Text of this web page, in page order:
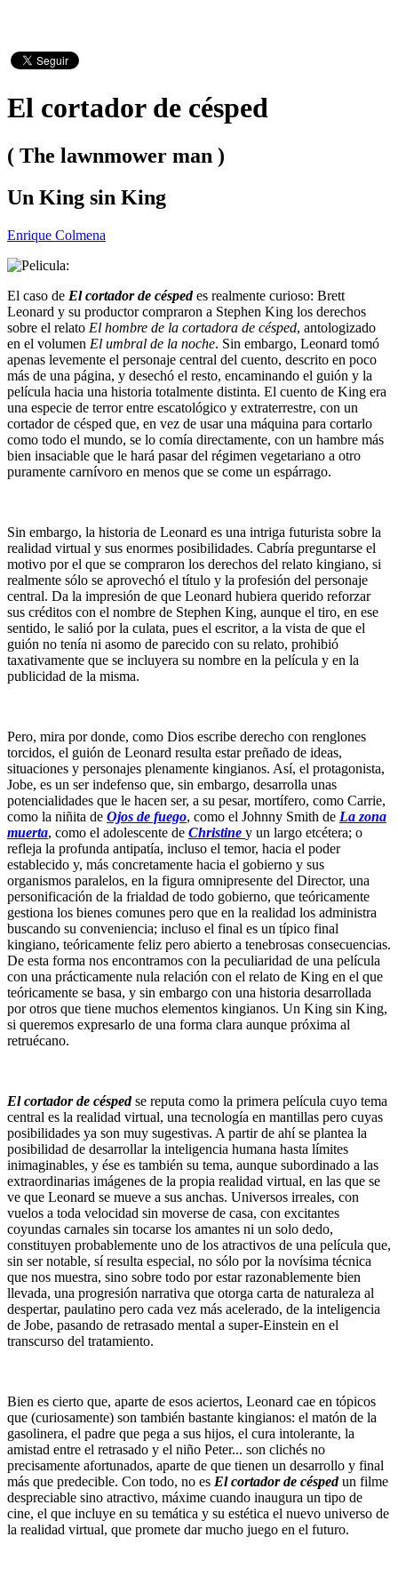
El cortador de césped
( The lawnmower man )
Un King sin King
Enrique Colmena
El caso de El cortador de céspedes realmente curioso: Brett
Leonard y su productor compraron a Stephen King los derechos
sobre el relato El hombre de la cortadora de césped, antologizado
en el volumen El umbral de la noche. Sin embargo, Leonard tomó
apenas levemente el personaje central del cuento, descrito en poco
más de una página, y desechó el resto, encaminando el guión y la
película hacia una historia totalmente distinta. El cuento de King era
una especie de terror entre escatológico y extraterrestre, con un
cortador de césped que, en vez de usar una máquina para cortarlo
como todo el mundo, se lo comía directamente, con un hambre más
bien insaciable que le hará pasar del régimen vegetariano a otro
puramente carnívoro en menos que se come un espárrago.
Sin embargo, la historia de Leonard es una intriga futurista sobre la
realidad virtual y sus enormes posibilidades. Cabría preguntarse el
motivo por el que se compraron los derechos del relato kingiano, si
realmente sólo se aprovechó el título y la profesión del personaje
central. Da la impresión de que Leonard hubiera querido reforzar
sus créditos con el nombre de Stephen King, aunque el tiro, en ese
sentido, le salió por la culata, pues el escritor, a la vista de que el
guión no tenía ni asomo de parecido con su relato, prohibió
taxativamente que se incluyera su nombre en la película y en la
publicidad de la misma.
Pero, mira por donde, como Dios escribe derecho con renglones
torcidos, el guión de Leonard resulta estar preñado de ideas,
situaciones y personajes plenamente kingianos. Así, el protagonista,
Jobe, es un ser indefenso que, sin embargo, desarrolla unas
potencialidades que le hacen ser, a su pesar, mortífero, como Carrie,
como la niñita de Ojos de fuego, como el Johnny Smith de La zona
muerta, como el adolescente de Christine y un largo etcétera; o
refleja la profunda antipatía, incluso el temor, hacia el poder
establecido y, más concretamente hacia el gobierno y sus
organismos paralelos, en la figura omnipresente del Director, una
personificación de la frialdad de todo gobierno, que teóricamente
gestiona los bienes comunes pero que en la realidad los administra
buscando su conveniencia; incluso el final es un típico final
kingiano, teóricamente feliz pero abierto a tenebrosas consecuencias.
De esta forma nos encontramos con la peculiaridad de una película
con una prácticamente nula relación con el relato de King en el que
teóricamente se basa, y sin embargo con una historia desarrollada
por otros que tiene muchos elementos kingianos. Un King sin King,
si queremos expresarlo de una forma clara aunque próxima al
retruécano.
El cortador de céspedse reputa como la primera película cuyo tema
central es la realidad virtual, una tecnología en mantillas pero cuyas
posibilidades ya son muy sugestivas. A partir de ahí se plantea la
posibilidad de desarrollar la inteligencia humana hasta límites
inimaginables, y ése es también su tema, aunque subordinado a las
extraordinarias imágenes de la propia realidad virtual, en las que se
ve que Leonard se mueve a sus anchas. Universos irreales, con
vuelos a toda velocidad sin moverse de casa, con excitantes
coyundas carnales sin tocarse los amantes ni un solo dedo,
constituyen probablemente uno de los atractivos de una película que,
sin ser notable, sí resulta especial, no sólo por la novísima técnica
que nos muestra, sino sobre todo por estar razonablemente bien
llevada, una progresión narrativa que otorga carta de naturaleza al
despertar, paulatino pero cada vez más acelerado, de la inteligencia
de Jobe, pasando de retrasado mental a super-Einstein en el
transcurso del tratamiento.
Bien es cierto que, aparte de esos aciertos, Leonard cae en tópicos
que (curiosamente) son también bastante kingianos: el matón de la
gasolinera, el padre que pega a sus hijos, el cura intolerante, la
amistad entre el retrasado y el niño Peter... son clichés no
precisamente afortunados, aparte de que tienen un desarrollo y final
más que predecible. Con todo, no es El cortador de céspedun filme
despreciable sino atractivo, máxime cuando inaugura un tipo de
cine, el que incluye en su temática y su estética el nuevo universo de
la realidad virtual, que promete dar mucho juego en el futuro.